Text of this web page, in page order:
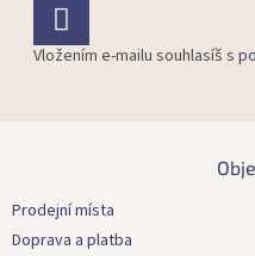
Vložením e-mailu souhlasíš s
Prodejní místa
Doprava a platba